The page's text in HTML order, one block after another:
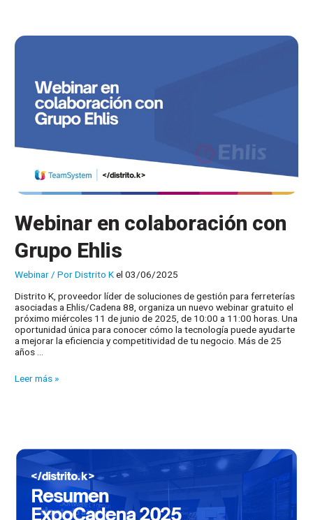
Webinar en colaboración con
Grupo Ehlis
Webinar / PorDistrito Kel 03/06/2025
Distrito K, proveedor líder de soluciones de gestión para ferreterías
asociadas a Ehlis/Cadena 88, organiza un nuevo webinar gratuito el
próximo miércoles 11 de junio de 2025, de 10:00 a 11:00 horas. Una
oportunidad única para conocer cómo la tecnología puede ayudarte
a mejorar la eficiencia y competitividad de tu negocio. Más de 25
años …
Webinar
Leer más »